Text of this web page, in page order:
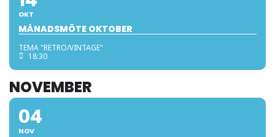
OKT
MÅNADSMÖTE OKTOBER
TEMA "RETRO/VINTAGE"
18:30
NOVEMBER
04
NOV